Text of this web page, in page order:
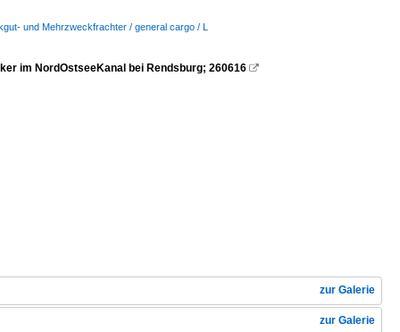
und Mehrzweckfrachter / general cargo / L
im NordOstseeKanal bei Rendsburg; 260616 
zur Galerie
zur Galerie